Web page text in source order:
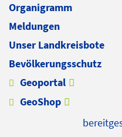
Organigramm
Meldungen
Unser Landkreisbote
Bevölkerungsschutz
Geoportal
GeoShop